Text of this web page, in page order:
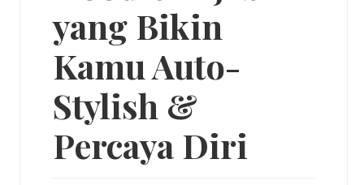
yang Bikin
Kamu Auto-
Stylish &
Percaya Diri